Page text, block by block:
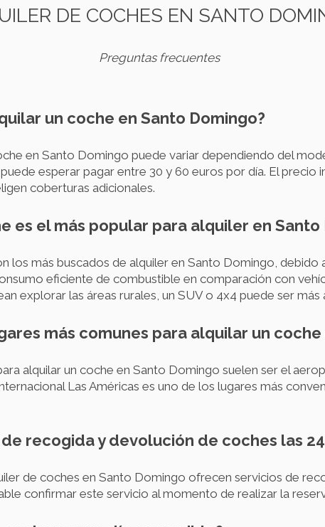
DE COCHES EN SANTO
Preguntas frecuentes
un coche en Santo Domingo?
en Santo Domingo puede variar dependiendo del
esperar pagar entre 30 y 60 euros por día. El precio
coberturas adicionales.
es el más popular para alquiler en Santo
los más buscados de alquiler en Santo Domingo, debido
eficiente de combustible en comparación con
explorar las áreas rurales, un SUV o 4x4 puede ser más
más comunes para alquilar un
alquilar un coche en Santo Domingo suelen ser el
Las Américas es uno de los lugares más
recogida y devolución de coches las
de coches en Santo Domingo ofrecen servicios de
confirmar este servicio al momento de realizar la